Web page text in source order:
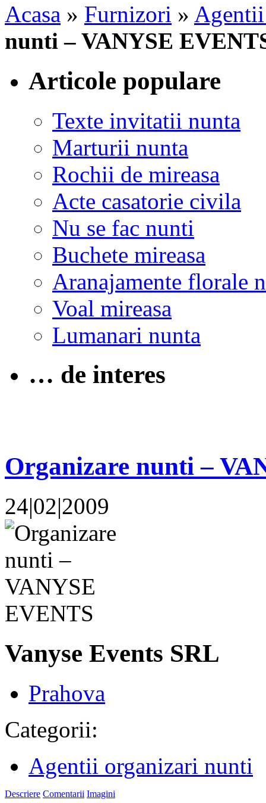
Acasa » Furnizori »
nunti – VANYSE
Articole populare
Texte invitatii nunta
Marturii nunta
Rochii de mireasa
Acte casatorie civila
Nu se fac nunti
Buchete mireasa
Aranajamente florale
Voal mireasa
Lumanari nunta
… de interes
Organizare nunti –
24|02|2009
Vanyse Events SRL
Prahova
Categorii:
Agentii organizari nunti
Descriere Comentarii Imagini